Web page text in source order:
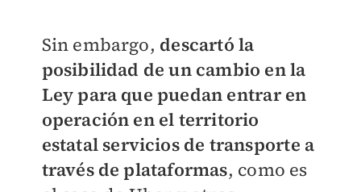
Sin embargo, descartó la
posibilidad de un cambio en la
Ley para que puedan entrar en
operación en el territorio
estatal servicios de transporte a
través de plataformas, como es